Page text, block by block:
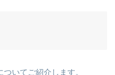
いてご紹介します。